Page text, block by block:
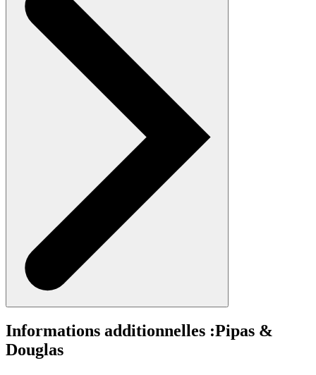
Informations additionnelles :Pipas &
Douglas